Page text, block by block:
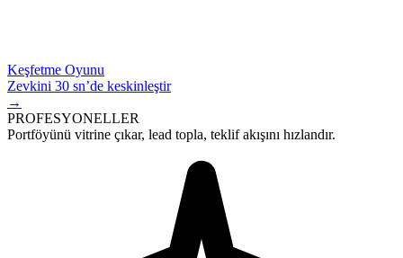
Keşfetme Oyunu
Zevkini 30 sn’de keskinleştir
→
PROFESYONELLER
Portföyünü vitrine çıkar, lead topla, teklif akışını hızlandır.